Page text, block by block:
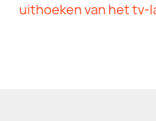
uithoeken van het tv-